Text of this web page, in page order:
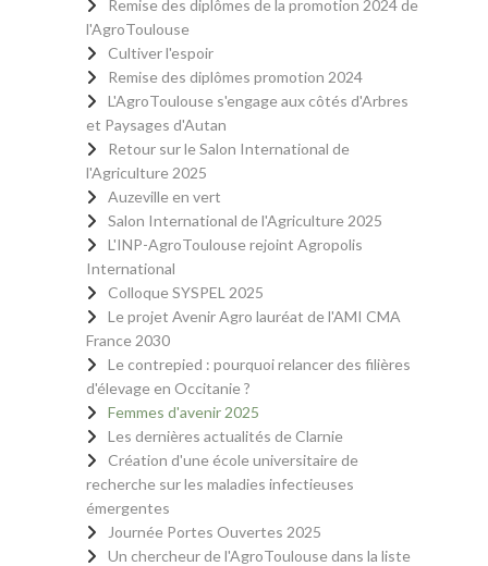
Remise des diplômes de la promotion 2024 de
l'AgroToulouse
Cultiver l'espoir
Remise des diplômes promotion 2024
L'AgroToulouse s'engage aux côtés d'Arbres
et Paysages d'Autan
Retour sur le Salon International de
l'Agriculture 2025
Auzeville en vert
Salon International de l'Agriculture 2025
L'INP-AgroToulouse rejoint Agropolis
International
Colloque SYSPEL 2025
Le projet Avenir Agro lauréat de l'AMI CMA
France 2030
Le contrepied : pourquoi relancer des filières
d'élevage en Occitanie ?
Femmes d'avenir 2025
Les dernières actualités de Clarnie
Création d'une école universitaire de
recherche sur les maladies infectieuses
émergentes
Journée Portes Ouvertes 2025
Un chercheur de l'AgroToulouse dans la liste